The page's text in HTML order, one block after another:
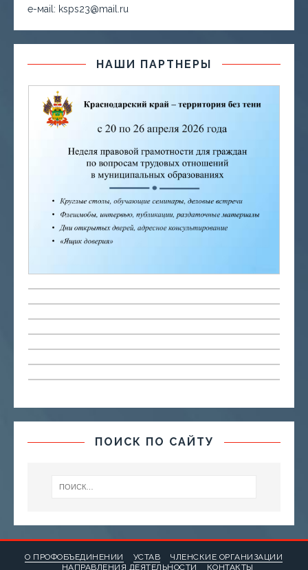
е-маil: ksps23@mail.ru
НАШИ ПАРТНЕРЫ
ПОИСК ПО САЙТУ
О ПРОФОБЪЕДИНЕНИИ УСТАВ
ЧЛЕНСКИЕ ОРГАНИЗАЦИИ
НАПРАВЛЕНИЯ ДЕЯТЕЛЬНОСТИ
КОНТАКТЫ